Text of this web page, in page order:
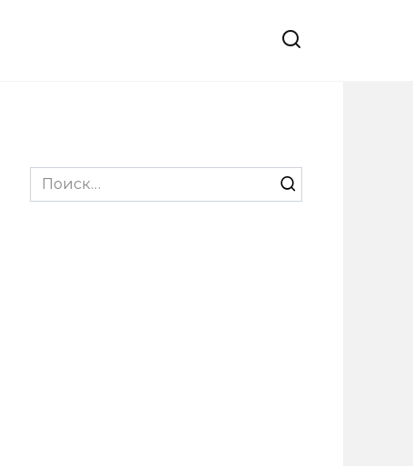
Search
for: